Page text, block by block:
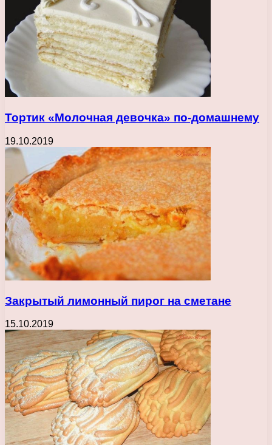
Тортик «Молочная девочка» по-домашнему
19.10.2019
Закрытый лимонный пирог на сметане
15.10.2019